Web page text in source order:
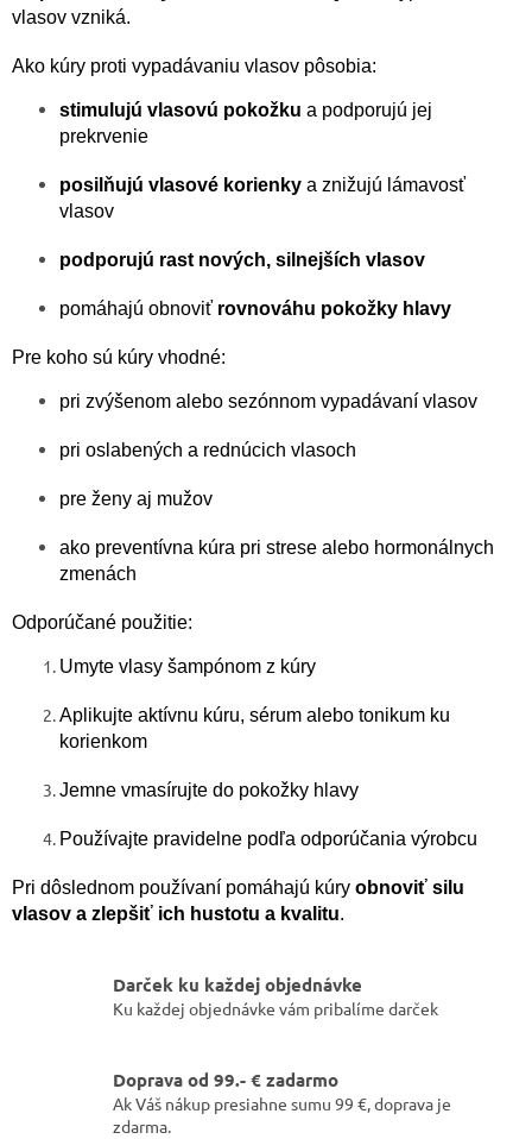
y
v
ý
p
u
vlasov vzniká.
Ako kúry proti vypadávaniu vlasov pôsobia:
stimulujú vlasovú pokožku a podporujú jej
prekrvenie
posilňujú vlasové korienky a znižujú lámavosť
vlasov
podporujú rast nových, silnejších vlasov
pomáhajú obnoviť rovnováhu pokožky hlavy
Pre koho sú kúry vhodné:
pri zvýšenom alebo sezónnom vypadávaní vlasov
pri oslabených a rednúcich vlasoch
pre ženy aj mužov
ako preventívna kúra pri strese alebo hormonálnych
zmenách
Odporúčané použitie:
Umyte vlasy šampónom z kúry
Aplikujte aktívnu kúru, sérum alebo tonikum ku
korienkom
Jemne vmasírujte do pokožky hlavy
Používajte pravidelne podľa odporúčania výrobcu
Pri dôslednom používaní pomáhajú kúry obnoviť silu
vlasov a zlepšiť ich hustotu a kvalitu.
Darček ku každej objednávke
Ku každej objednávke vám pribalíme darček
Doprava od 99.- € zadarmo
Ak Váš nákup presiahne sumu 99 €, doprava je
zdarma.